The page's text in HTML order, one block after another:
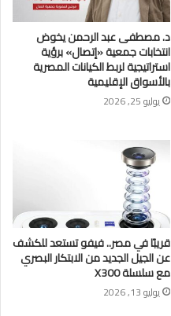
د. مصطفى عبد الرحمن يخوض
انتخابات جمعية «إتصال» برؤية
استراتيجية لربط الكيانات المصرية
بالأسواق الإقليمية
يوليو 25, 2026
قريبًا في مصر.. فيفو تستعد للكشف
عن الجيل الجديد من الابتكار البصري
مع سلسلة X300
يوليو 13, 2026